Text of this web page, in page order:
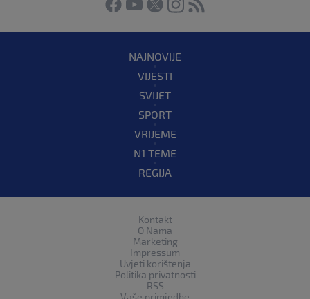
NAJNOVIJE
VIJESTI
SVIJET
SPORT
VRIJEME
N1 TEME
REGIJA
Kontakt
O Nama
Marketing
Impressum
Uvjeti korištenja
Politika privatnosti
RSS
Vaše primjedbe